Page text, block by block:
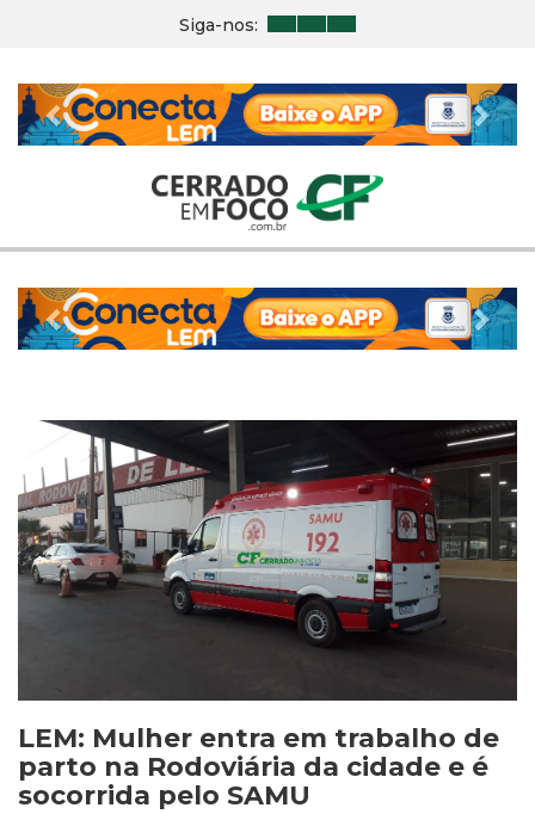
Siga-nos:
Previous Next
Previous Next
LEM: Mulher entra em trabalho de
parto na Rodoviária da cidade e é
socorrida pelo SAMU